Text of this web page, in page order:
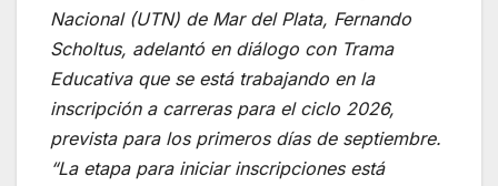
b
o
o
k
A
p
p
a
m
Nacional (UTN) de Mar del Plata, Fernando
Scholtus, adelantó en diálogo con Trama
Educativa que se está trabajando en la
inscripción a carreras para el ciclo 2026,
prevista para los primeros días de septiembre.
“La etapa para iniciar inscripciones está